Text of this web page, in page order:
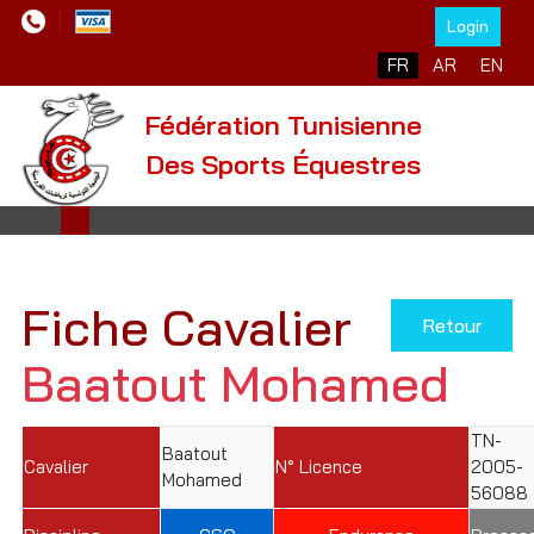
Login
Sélectionnez votre
FR AR EN
Fédération Tunisienne
Des Sports Équestres
Retour
Fiche Cavalier
Baatout Mohamed
Cavalier
Baatout
Mohamed
N° Licence
TN-
2005-
56088